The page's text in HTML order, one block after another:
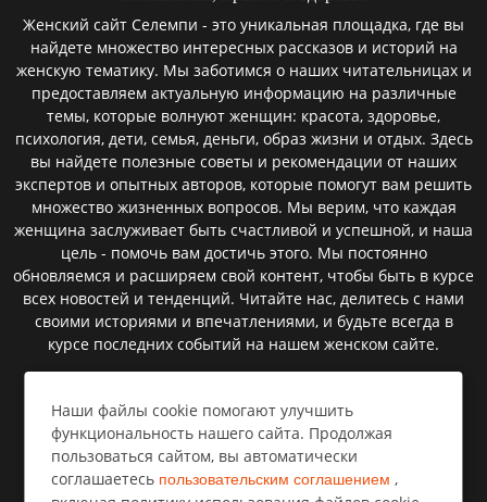
Женский сайт Селемпи - это уникальная площадка, где вы
найдете множество интересных рассказов и историй на
женскую тематику. Мы заботимся о наших читательницах и
предоставляем актуальную информацию на различные
темы, которые волнуют женщин: красота, здоровье,
психология, дети, семья, деньги, образ жизни и отдых. Здесь
вы найдете полезные советы и рекомендации от наших
экспертов и опытных авторов, которые помогут вам решить
множество жизненных вопросов. Мы верим, что каждая
женщина заслуживает быть счастливой и успешной, и наша
цель - помочь вам достичь этого. Мы постоянно
обновляемся и расширяем свой контент, чтобы быть в курсе
всех новостей и тенденций. Читайте нас, делитесь с нами
своими историями и впечатлениями, и будьте всегда в
курсе последних событий на нашем женском сайте.
Пользовательское соглашение
Политика конфиденциальности
Наши файлы cookie помогают улучшить
функциональность нашего сайта. Продолжая
пользоваться сайтом, вы автоматически
соглашаетесь пользовательским соглашением ,